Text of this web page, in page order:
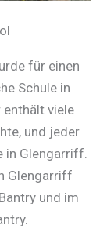
für einen
Schule in
enthält viele
und jeder
Glengarriff.
Glengarriff
und im